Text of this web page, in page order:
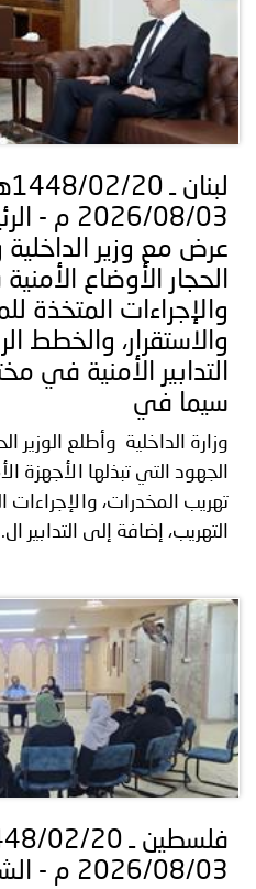
2026/08/
عرض مع وزير الداخلية
الحجار الأوضاع
والإجراءات المتخذة
والاستقرار، والخطط
التدابير الأمنية في
سيما في
وزارة الداخلية وأطلع الوزير
الجهود التي تبذلها الأجهزة
تهريب المخدرات،
التهريب، إضافة إلى التدابير
2026/08/